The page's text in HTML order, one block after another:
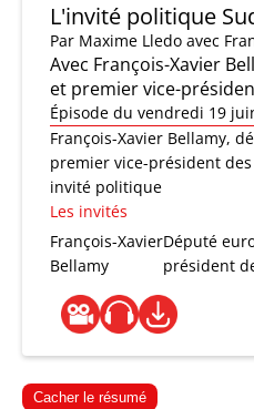
L'invité politique
Par Maxime Lledo avec
Avec François-Xavier
et premier vice-
Épisode du vendredi 19
François-Xavier Bellamy,
premier vice-président
invité politique
Les invités
François-Xavier
Bellamy
Député
président
Cacher le résumé